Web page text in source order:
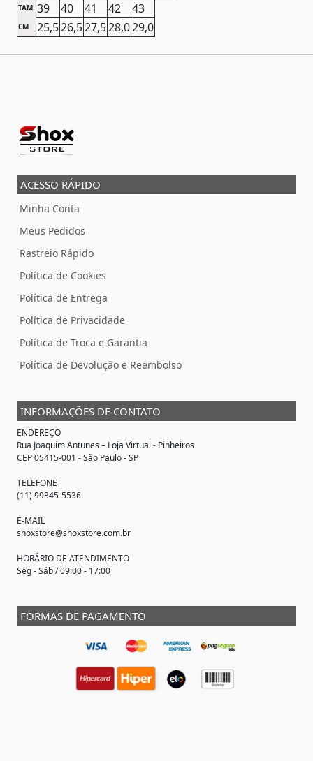
TAM. 39 40 41 42 43
CM 25,526,527,528,029,0
ACESSO RÁPIDO
Minha Conta
Meus Pedidos
Rastreio Rápido
Política de Cookies
Política de Entrega
Política de Privacidade
Política de Troca e Garantia
Política de Devolução e Reembolso
INFORMAÇÕES DE CONTATO
ENDEREÇO
Rua Joaquim Antunes – Loja Virtual - Pinheiros
CEP 05415-001 - São Paulo - SP
TELEFONE
(11) 99345-5536
E-MAIL
shoxstore@shoxstore.com.br
HORÁRIO DE ATENDIMENTO
Seg - Sáb / 09:00 - 17:00
FORMAS DE PAGAMENTO